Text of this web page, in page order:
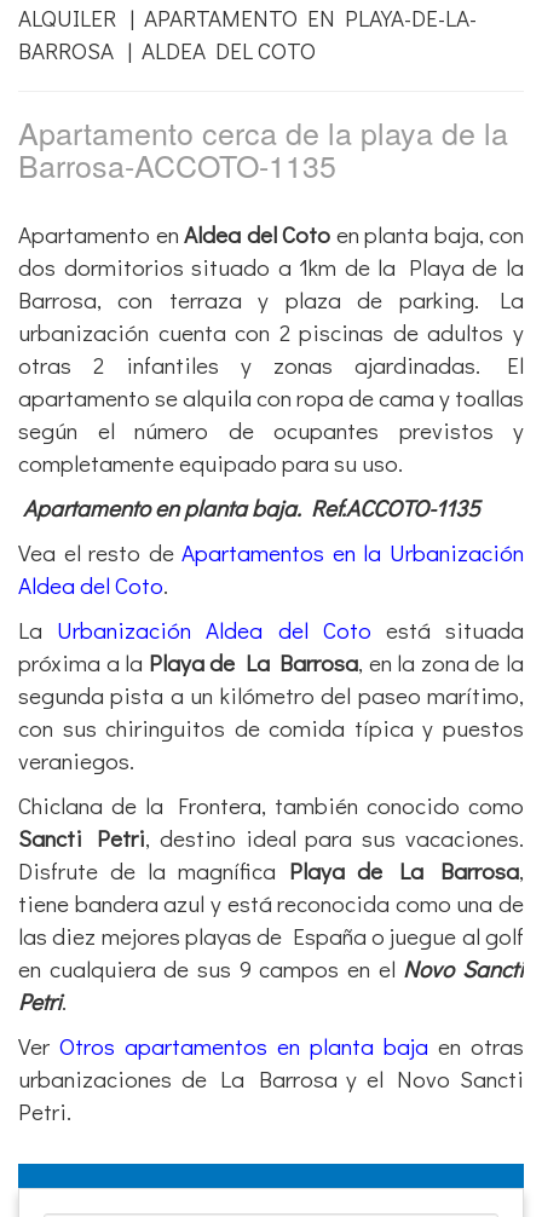
ALQUILER | APARTAMENTO EN PLAYA-DE-LA-
BARROSA | ALDEA DEL COTO
Apartamento cerca de la playa de la
Barrosa-ACCOTO-1135
Apartamento en Aldea del Coto en planta baja, con
dos dormitorios situado a 1km de la Playa de la
Barrosa, con terraza y plaza de parking. La
urbanización cuenta con 2 piscinas de adultos y
otras 2 infantiles y zonas ajardinadas. El
apartamento se alquila con ropa de cama y toallas
según el número de ocupantes previstos y
completamente equipado para su uso.
Apartamento en planta baja. Ref.ACCOTO-1135
Vea el resto deApartamentos en la Urbanización
Aldea del Coto.
La Urbanización Aldea del Coto está situada
próxima a la Playa de La Barrosa, en la zona de la
segunda pista a un kilómetro del paseo marítimo,
con sus chiringuitos de comida típica y puestos
veraniegos.
Chiclana de la Frontera, también conocido como
Sancti Petri, destino ideal para sus vacaciones.
Disfrute de la magnífica Playa de La Barrosa,
tiene bandera azul y está reconocida como una de
las diez mejores playas de España o juegue al golf
en cualquiera de sus 9 campos en el Novo Sancti
Petri.
Ver Otros apartamentos en planta baja en otras
urbanizaciones de La Barrosa y el Novo Sancti
Petri.